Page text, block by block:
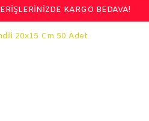
KARGO BEDAVA!